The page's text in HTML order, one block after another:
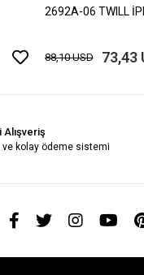
2692A-06 TWILL
88,10 USD 73,43
Alışveriş
ve kolay ödeme sistemi